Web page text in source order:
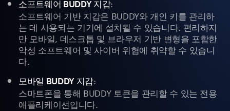
소프트웨어 BUDDY 지갑:
소프트웨어 기반 지갑은 BUDDY와 개인 키를 관리하
는 데 사용되는 기기에 설치될 수 있습니다. 편리하지
만 모바일, 데스크톱 및 브라우저 기반 변형을 포함한
악성 소프트웨어 및 사이버 위협에 취약할 수 있습니
다.
모바일 BUDDY 지갑:
스마트폰을 통해 BUDDY 토큰을 관리할 수 있는 전용
애플리케이션입니다.